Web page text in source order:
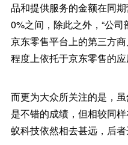
品和提供服务的金额在同
0%之间，除此之外，“公
京东零售平台上的第三方
程度上依托于京东零售的应
而更为大众所关注的是，
是不错的成绩，但相较同
蚁科技依然相去甚远，后